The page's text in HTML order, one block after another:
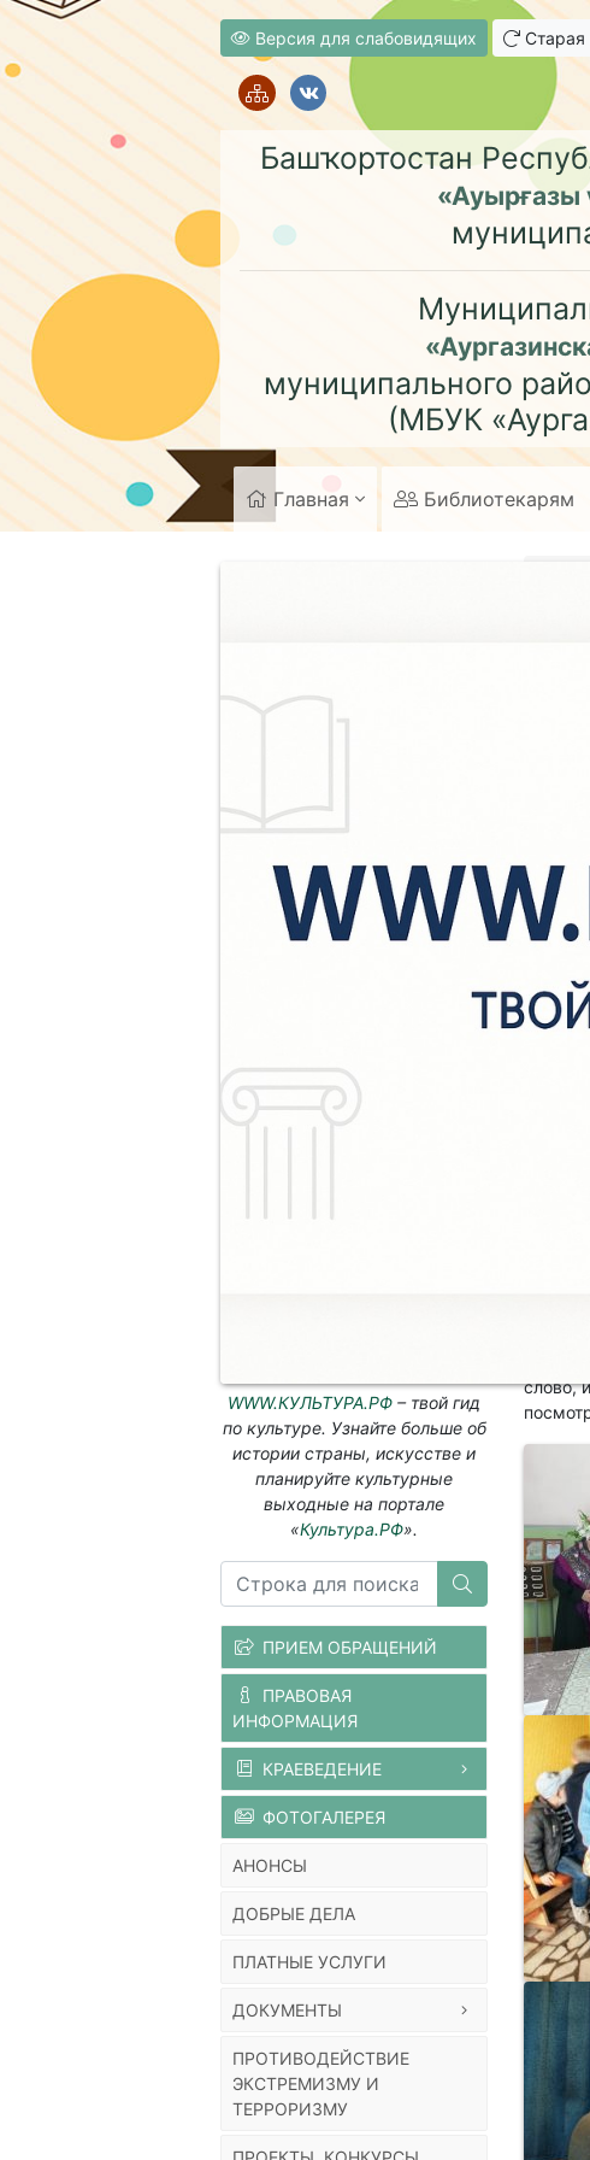
Версия для слабовидящих Старая
Башҡортостан
«Ауырғазы
муниципального
(МБУК
Главная Библиотекарям
WWW.КУЛЬТУРА.РФ – твой гид
по культуре. Узнайте больше об
истории страны, искусстве и
планируйте культурные
выходные на портале
«Культура.РФ».
ПРИЕМ ОБРАЩЕНИЙ
ПРАВОВАЯ
ИНФОРМАЦИЯ
КРАЕВЕДЕНИЕ
ФОТОГАЛЕРЕЯ
АНОНСЫ
ДОБРЫЕ ДЕЛА
ПЛАТНЫЕ УСЛУГИ
ДОКУМЕНТЫ
ПРОТИВОДЕЙСТВИЕ
ЭКСТРЕМИЗМУ И
ТЕРРОРИЗМУ
Неделя
слово,